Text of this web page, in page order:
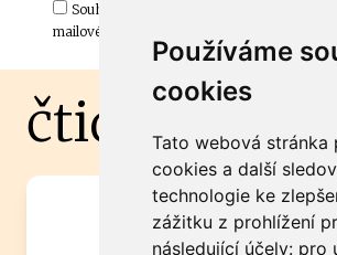
Používáme
cookies
Tato webová stránka
cookies a další
technologie ke
zážitku z prohlížení
následující účely: pro
Souhlasím s odběrem důležitých zpráv ze
mailové schránky.
čtidoma.cz
Máte zajímavou informaci?
spolupracovat?